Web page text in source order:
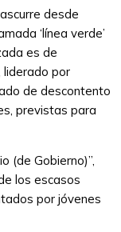
desde
‘línea verde’
es de
liderado por
de descontento
previstas para
(de Gobierno)”,
los escasos
por jóvenes